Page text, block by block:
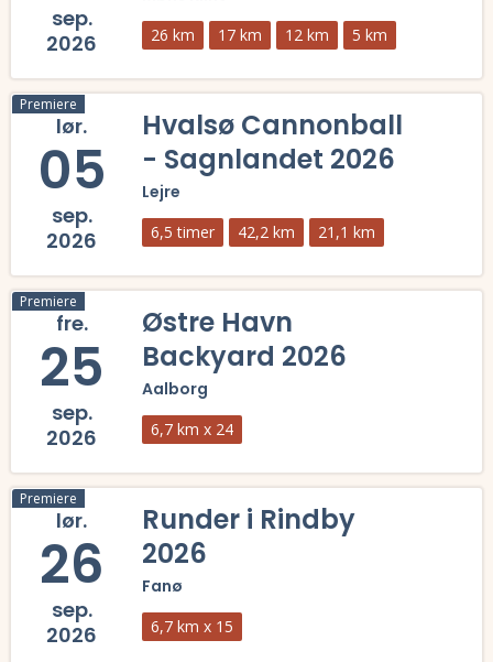
sep.
2026
26 km 17 km 12 km 5 km
Premiere
lør.
05
sep.
2026
Hvalsø Cannonball
- Sagnlandet 2026
Lejre
6,5 timer 42,2 km 21,1 km
Premiere
fre.
25
sep.
2026
Østre Havn
Backyard 2026
Aalborg
6,7 km x 24
Premiere
lør.
26
sep.
2026
Runder i Rindby
2026
Fanø
6,7 km x 15